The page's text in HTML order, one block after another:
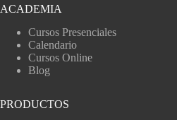
ACADEMIA
Cursos Presenciales
Calendario
Cursos Online
Blog
PRODUCTOS